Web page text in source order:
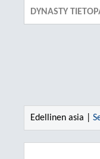
DYNASTY
Edellinen asia |